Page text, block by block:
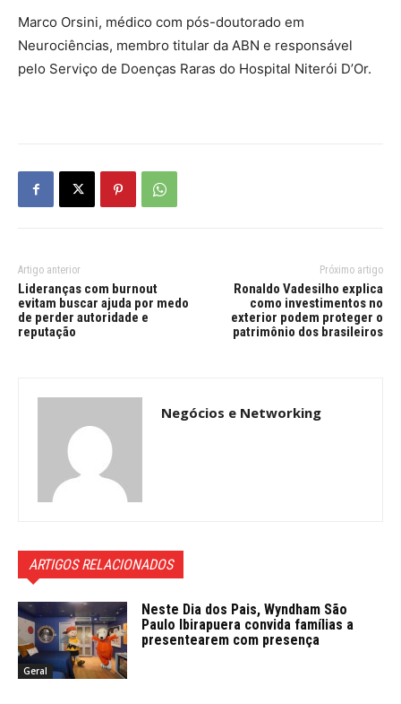
Marco Orsini, médico com pós-doutorado em
Neurociências, membro titular da ABN e responsável
pelo Serviço de Doenças Raras do Hospital Niterói D’Or.
Artigo anterior
Lideranças com burnout
evitam buscar ajuda por medo
de perder autoridade e
reputação
Próximo artigo
Ronaldo Vadesilho explica
como investimentos no
exterior podem proteger o
patrimônio dos brasileiros
Negócios e Networking
ARTIGOS RELACIONADOS
Geral
Neste Dia dos Pais, Wyndham São
Paulo Ibirapuera convida famílias a
presentearem com presença